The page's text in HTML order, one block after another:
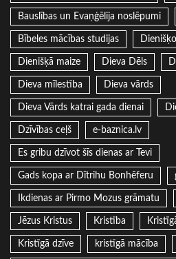
Bauslības un Evaņģēlija noslēpumi
Bībeles mācības studijas
Dienišķā maize Dieva Dēls
Dieva mīlestība Dieva vārds
Dieva Vārds katrai gada dienai
Dzīvības ceļš e-baznica.lv
Es gribu dzīvot šīs dienas ar Tevi
Gads kopa ar Dītrihu Bonhēferu
Ikdienas ar Pirmo Mozus grāmatu
Jēzus Kristus Kristība
Kristīgā dzīve kristīgā mācība